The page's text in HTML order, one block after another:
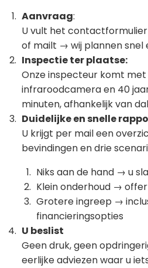
Aanvraag:
U vult het
of mailt → wij plannen snel
Inspectie ter plaatse:
Onze inspecteur komt
infraroodcamera en 40
minuten, afhankelijk van
Duidelijke en snelle
U krijgt per mail een
bevindingen en drie
Niks aan de hand → u
Klein onderhoud →
Grotere ingreep →
financieringsopties
U beslist
Geen druk, geen
eerlijke adviezen waar u